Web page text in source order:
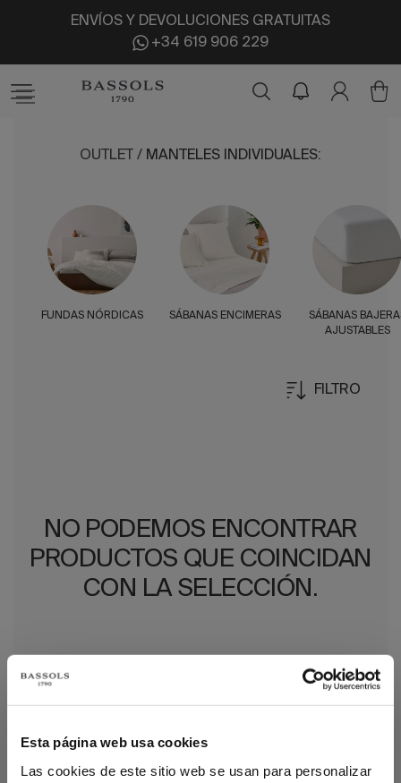
Esta página web usa cookies
Las cookies de este sitio web se usan para personalizar
ENVÍOS Y DEVOLUCIONES GRATUITAS
+34 619 906 229
OUTLET / MANTELES INDIVIDUALES:
FUNDAS NÓRDICAS SÁBANAS ENCIMERAS
SÁBANAS
AJUSTABLES
FILTRO
NO PODEMOS ENCONTRAR
PRODUCTOS QUE COINCIDAN
CON LA SELECCIÓN.
MÁS SOBRE MANTELES
INDIVIDUALES